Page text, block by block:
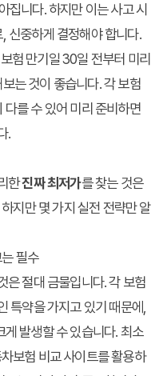
집니다. 하지만 이는 사고 시
신중하게 결정해야 합니다.
험 만기일 30일 전부터 미리
는 것이 좋습니다. 각 보험
를 수 있어 미리 준비하면
.
한진짜 최저가를 찾는 것은
지만 몇 가지 실전 전략만 알
필수
은 절대 금물입니다. 각 보험
특약을 가지고 있기 때문에,
발생할 수 있습니다. 최소
보험 비교 사이트를 활용하